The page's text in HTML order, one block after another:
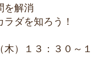
を解消
ダを知ろう！
）１３：３０～１